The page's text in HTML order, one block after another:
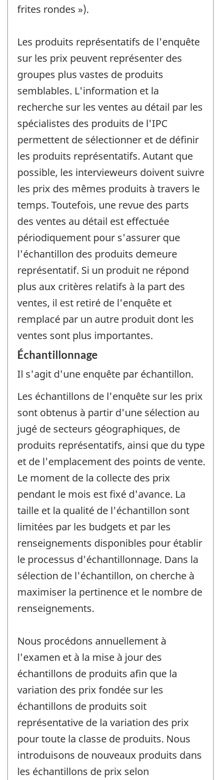
frites rondes »).
Les produits représentatifs de l'enquête
sur les prix peuvent représenter des
groupes plus vastes de produits
semblables. L'information et la
recherche sur les ventes au détail par les
spécialistes des produits de l'IPC
permettent de sélectionner et de définir
les produits représentatifs. Autant que
possible, les intervieweurs doivent suivre
les prix des mêmes produits à travers le
temps. Toutefois, une revue des parts
des ventes au détail est effectuée
périodiquement pour s'assurer que
l'échantillon des produits demeure
représentatif. Si un produit ne répond
plus aux critères relatifs à la part des
ventes, il est retiré de l'enquête et
remplacé par un autre produit dont les
ventes sont plus importantes.
Échantillonnage
Il s'agit d'une enquête par échantillon.
Les échantillons de l'enquête sur les prix
sont obtenus à partir d'une sélection au
jugé de secteurs géographiques, de
produits représentatifs, ainsi que du type
et de l'emplacement des points de vente.
Le moment de la collecte des prix
pendant le mois est fixé d'avance. La
taille et la qualité de l'échantillon sont
limitées par les budgets et par les
renseignements disponibles pour établir
le processus d'échantillonnage. Dans la
sélection de l'échantillon, on cherche à
maximiser la pertinence et le nombre de
renseignements.
Nous procédons annuellement à
l'examen et à la mise à jour des
échantillons de produits afin que la
variation des prix fondée sur les
échantillons de produits soit
représentative de la variation des prix
pour toute la classe de produits. Nous
introduisons de nouveaux produits dans
les échantillons de prix selon